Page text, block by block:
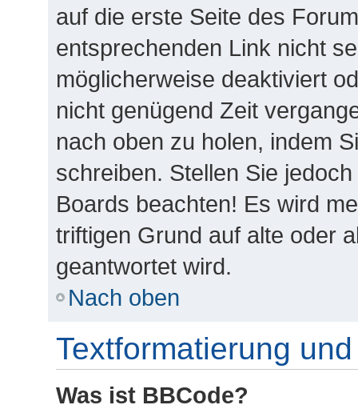
auf die erste Seite des
entsprechenden Link nicht
möglicherweise deaktiviert
nicht genügend Zeit
nach oben zu holen, indem
schreiben. Stellen Sie
Boards beachten! Es wird
triftigen Grund auf alte oder
geantwortet wird.
Nach oben
Textformatierung
Was ist BBCode?